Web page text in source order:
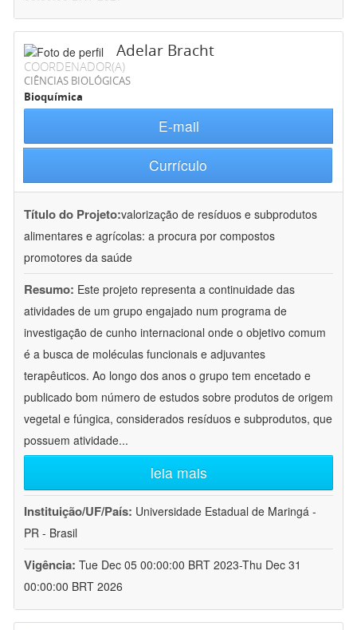
Adelar Bracht
COORDENADOR(A)
CIÊNCIAS BIOLÓGICAS
Bioquímica
E-mail
Currículo
Título do Projeto:valorização de resíduos e subprodutos
alimentares e agrícolas: a procura por compostos
promotores da saúde
Resumo: Este projeto representa a continuidade das
atividades de um grupo engajado num programa de
investigação de cunho internacional onde o objetivo comum
é a busca de moléculas funcionais e adjuvantes
terapêuticos. Ao longo dos anos o grupo tem encetado e
publicado bom número de estudos sobre produtos de origem
vegetal e fúngica, considerados resíduos e subprodutos, que
possuem atividade...
leia mais
Instituição/UF/País: Universidade Estadual de Maringá -
PR - Brasil
Vigência: Tue Dec 05 00:00:00 BRT 2023-Thu Dec 31
00:00:00 BRT 2026